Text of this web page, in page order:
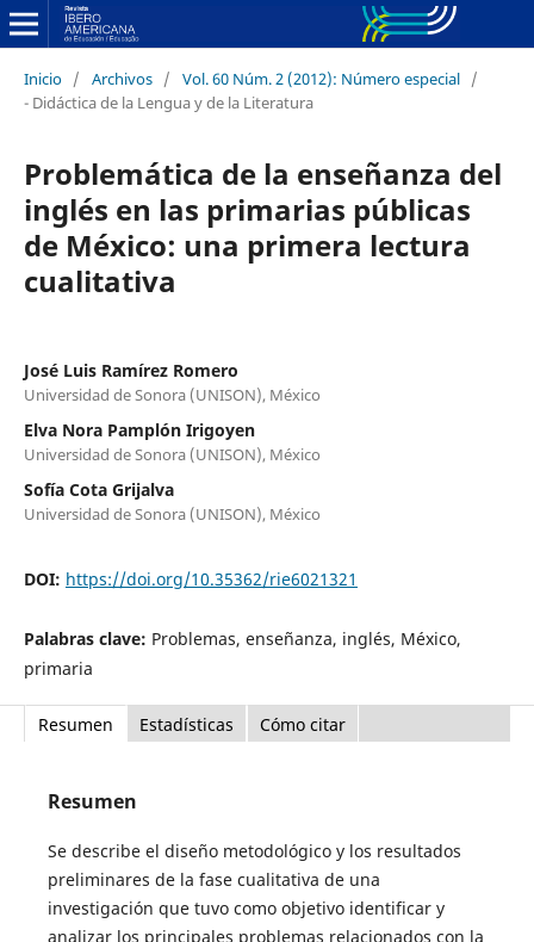
Inicio / Archivos / Vol. 60 Núm. 2 (2012): Número especial /
- Didáctica de la Lengua y de la Literatura
Problemática de la enseñanza del
inglés en las primarias públicas
de México: una primera lectura
cualitativa
José Luis Ramírez Romero
Universidad de Sonora (UNISON), México
Elva Nora Pamplón Irigoyen
Universidad de Sonora (UNISON), México
Sofía Cota Grijalva
Universidad de Sonora (UNISON), México
DOI: https://doi.org/10.35362/rie6021321
Palabras clave: Problemas, enseñanza, inglés, México,
primaria
Resumen Estadísticas Cómo citar
Resumen
Se describe el diseño metodológico y los resultados
preliminares de la fase cualitativa de una
investigación que tuvo como objetivo identificar y
analizar los principales problemas relacionados con la